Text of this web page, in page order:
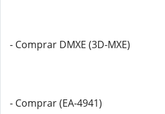
- Comprar DMXE (3D-MXE)
- Comprar (EA-4941)